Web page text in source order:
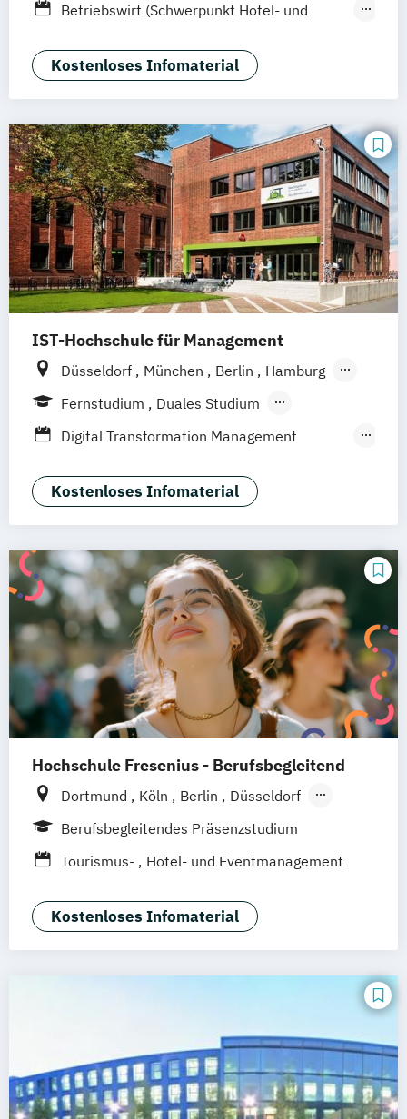
Mannheim
Wertheim Wien
Frankfurt am Main Hamm Zürich
Betriebswirt (Schwerpunkt Hotel- und
Betriebswirtschaft und Hotelmanagement
Kostenloses Infomaterial
IST-Hochschule für Management
Düsseldorf München Berlin
Hamburg
Weil am Rhein
Frankfurt am Main
Fernstudium
Duales Studium
Fernlehrgang
Digital Transformation Management
Hotelmanagement)
Hospitality Controlling & Hotel Asset
Hotel- und Tourismusmarketing
Hotelmarketing
Hotelökonom
Housekeeping Management
Revenue Management
Tourism Consulting
Tourismus Management
Tourismusökonom (FH)
Kostenloses Infomaterial
Hochschule Fresenius - Berufsbegleitend
Dortmund Köln Berlin
Düsseldorf
Frankfurt
Hamburg Idstein
München
Oldenburg
Hannover Erfurt Stuttgart
Braunschweig
Berufsbegleitendes Präsenzstudium
Tourismus-
Hotel- und Eventmanagement
Kostenloses Infomaterial